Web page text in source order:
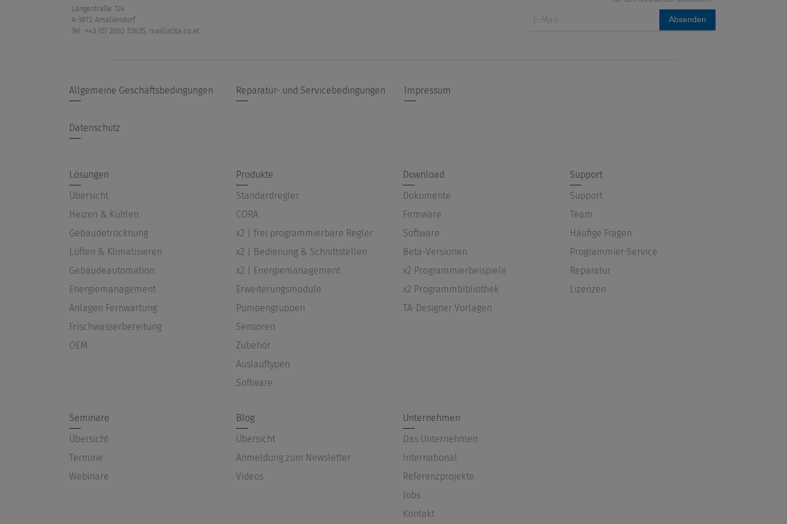
Langestraße 124
A-3872 Amaliendorf
Tel: +43 (0) 2862 53635 mail(at)ta.co.at
Absenden
Allgemeine Geschäftsbedingungen Reparatur- und Servicebedingungen Impressum
Datenschutz
Lösungen
Übersicht
Heizen & Kühlen
Gebäudetrocknung
Lüften & Klimatisieren
Gebäudeautomation
Energiemanagement
Anlagen Fernwartung
Frischwasserbereitung
OEM
Produkte
Standardregler
CORA
x2 | frei programmierbare Regler
x2 | Bedienung & Schnittstellen
x2 | Energiemanagement
Erweiterungsmodule
Pumpengruppen
Sensoren
Zubehör
Auslauftypen
Software
Download
Dokumente
Firmware
Software
Beta-Versionen
x2 Programmierbeispiele
x2 Programmbibliothek
TA-Designer Vorlagen
Support
Support
Team
Häufige Fragen
Programmier-Service
Reparatur
Lizenzen
Seminare
Übersicht
Termine
Webinare
Blog
Übersicht
Anmeldung zum Newsletter
Videos
Unternehmen
Das Unternehmen
International
Referenzprojekte
Jobs
Kontakt